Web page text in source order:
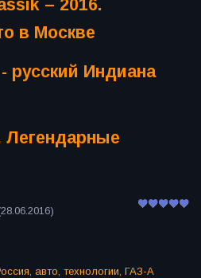
– 2016.
в Москве
русский Индиана
Легендарные
, авто, технологии, ГАЗ-А